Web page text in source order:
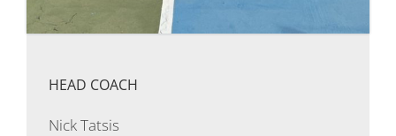
HEAD COACH
Nick Tatsis